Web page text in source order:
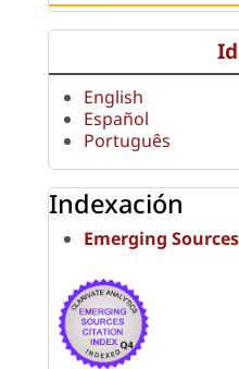
English
Español
Português
Indexación
Emerging